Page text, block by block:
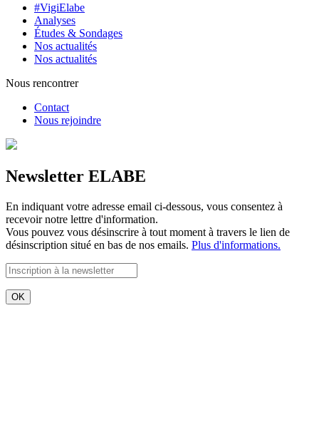
#VigiElabe
Analyses
Études & Sondages
Nos actualités
Nos actualités
Nous rencontrer
Contact
Nous rejoindre
Newsletter ELABE
En indiquant votre adresse email ci-dessous, vous consentez à
recevoir notre lettre d'information.
Vous pouvez vous désinscrire à tout moment à travers le lien de
désinscription situé en bas de nos emails. Plus d'informations.